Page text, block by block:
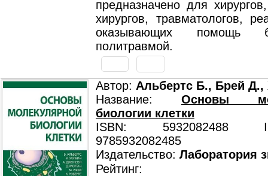
предназначено для
хирургов, травматологов,
оказывающих помощь
политравмой.
Автор: Альбертс Б., Брей Д.,
Название: Основы
биологии клетки
ISBN: 5932082488
9785932082485
Издательство: Лаборатория
Рейтинг: